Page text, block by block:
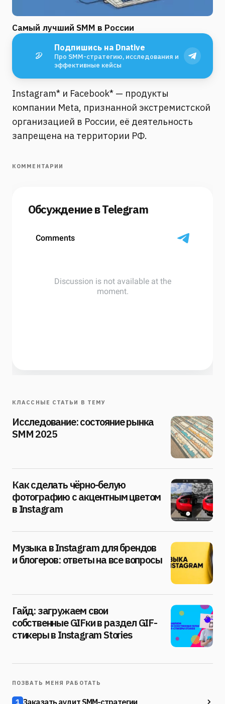
Самый лучший SMM в России
Подпишись на Dnative
Про SMM-стратегию, исследования и
эффективные кейсы
Instagram* и Facebook* — продукты
компании Meta, признанной экстремистской
организацией в России, её деятельность
запрещена на территории РФ.
КОММЕНТАРИИ
Обсуждение в Telegram
КЛАССНЫЕ СТАТЬИ В ТЕМУ
Исследование: состояние рынка
SMM 2025
Как сделать чёрно-белую
фотографию с акцентным цветом
в Instagram
Музыка в Instagram для брендов
и блогеров: ответы на все вопросы
Гайд: загружаем свои
собственные GIFки в раздел GIF-
стикеры в Instagram Stories
ПОЗВАТЬ МЕНЯ РАБОТАТЬ
1 Заказать аудит SMM-стратегии